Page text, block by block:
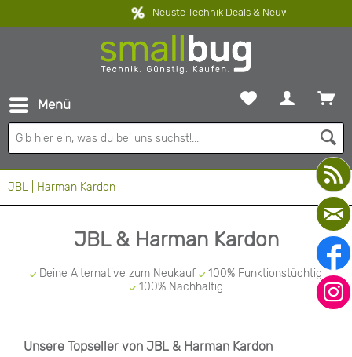
30 Tage freie Rückgabe
Menü
JBL | Harman Kardon
Unsere Topseller von JBL & Harman Kardon
JBL & Harman Kardon
Deine Alternative zum Neukauf
100% Funktionstüchtig
100% Nachhaltig